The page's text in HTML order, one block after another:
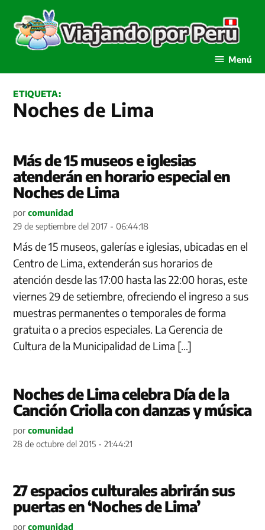
contenido
Menú
ETIQUETA:
Noches de Lima
Más de 15 museos e iglesias
atenderán en horario especial en
Noches de Lima
por comunidad
29 de septiembre del 2017 - 06:44:18
Más de 15 museos, galerías e iglesias, ubicadas en el
Centro de Lima, extenderán sus horarios de
atención desde las 17:00 hasta las 22:00 horas, este
viernes 29 de setiembre, ofreciendo el ingreso a sus
muestras permanentes o temporales de forma
gratuita o a precios especiales. La Gerencia de
Cultura de la Municipalidad de Lima […]
Noches de Lima celebra Día de la
Canción Criolla con danzas y música
por comunidad
28 de octubre del 2015 - 21:44:21
27 espacios culturales abrirán sus
puertas en ‘Noches de Lima’
por comunidad